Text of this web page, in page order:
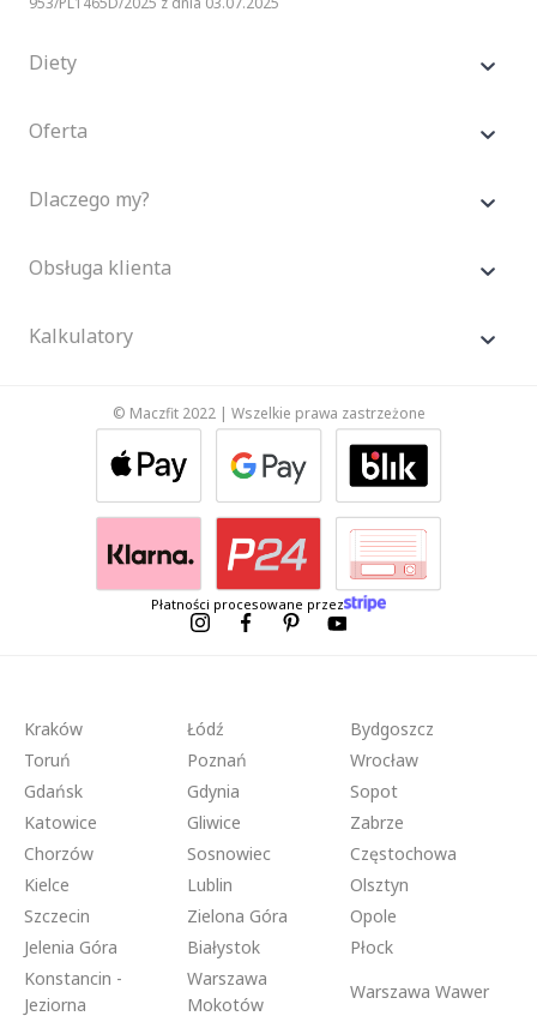
Diety
Oferta
Dlaczego my?
Obsługa klienta
Kalkulatory
© Maczfit 2022 | Wszelkie prawa zastrzeżone
Płatności procesowane przez
Kraków Łódź
Bydgoszcz
Toruń
Poznań
Wrocław
Gdańsk
Gdynia
Sopot
Katowice
Gliwice
Zabrze
Chorzów
Sosnowiec
Częstochowa
Kielce
Lublin
Olsztyn
Szczecin
Zielona Góra
Opole
Jelenia Góra
Białystok
Płock
Konstancin -
Jeziorna
Warszawa
Mokotów
Warszawa Wawer